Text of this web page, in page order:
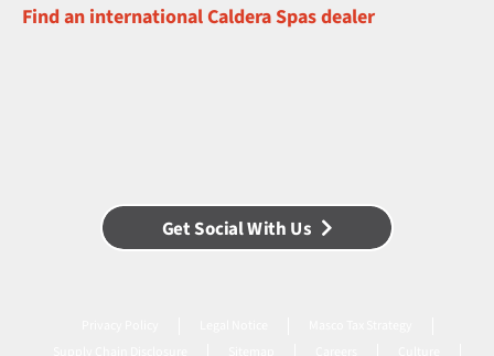
Find an international Caldera Spas dealer
Get Social With Us